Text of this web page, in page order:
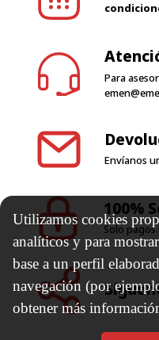
Para
Envíanos
100%
Solo pagos
Utilizamos cookies
analíticos y para
base a un perfil
navegación (por
obtener más